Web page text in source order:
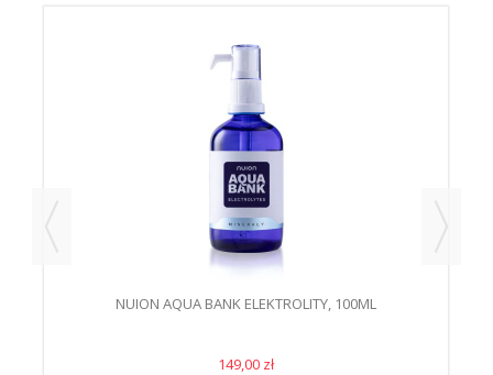
NUION AQUA BANK ELEKTROLITY, 100ML
149,00 zł